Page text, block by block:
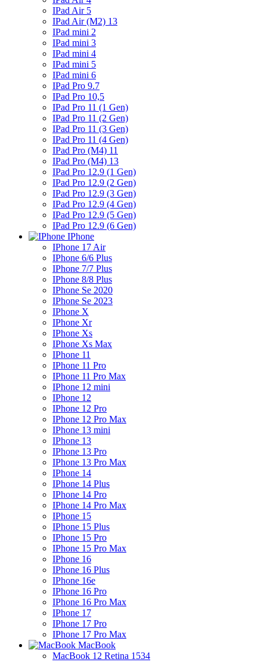
IPad Air 5
IPad Air (M2) 13
IPad mini 2
IPad mini 3
IPad mini 4
IPad mini 5
IPad mini 6
IPad Pro 9.7
IPad Pro 10,5
IPad Pro 11 (1 Gen)
IPad Pro 11 (2 Gen)
IPad Pro 11 (3 Gen)
IPad Pro 11 (4 Gen)
IPad Pro (M4) 11
IPad Pro (M4) 13
IPad Pro 12.9 (1 Gen)
IPad Pro 12.9 (2 Gen)
IPad Pro 12.9 (3 Gen)
IPad Pro 12.9 (4 Gen)
IPad Pro 12.9 (5 Gen)
IPad Pro 12.9 (6 Gen)
IPhone
IPhone 17 Air
IPhone 6/6 Plus
IPhone 7/7 Plus
IPhone 8/8 Plus
IPhone Se 2020
IPhone Se 2023
IPhone X
IPhone Xr
IPhone Xs
IPhone Xs Max
IPhone 11
IPhone 11 Pro
IPhone 11 Pro Max
IPhone 12 mini
IPhone 12
IPhone 12 Pro
IPhone 12 Pro Max
IPhone 13 mini
IPhone 13
IPhone 13 Pro
IPhone 13 Pro Max
IPhone 14
IPhone 14 Plus
IPhone 14 Pro
IPhone 14 Pro Max
IPhone 15
IPhone 15 Plus
IPhone 15 Pro
IPhone 15 Pro Max
IPhone 16
IPhone 16 Plus
IPhone 16e
IPhone 16 Pro
IPhone 16 Pro Max
IPhone 17
IPhone 17 Pro
IPhone 17 Pro Max
MacBook
MacBook 12 Retina 1534